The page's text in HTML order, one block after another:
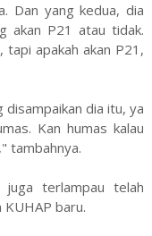
Dan yang kedua, dia
akan P21 atau tidak.
apakah akan P21,
dia itu, ya
Kan humas kalau
tambahnya.
juga terlampau telah
baru.